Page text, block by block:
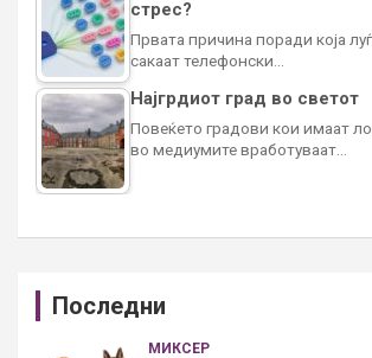
стрес?
Првата причина поради која
сакаат телефонски…
Најгрдиот град во светот
Повеќето градови кои имаат
во медиумите вработуваат…
Последни
МИКСЕР